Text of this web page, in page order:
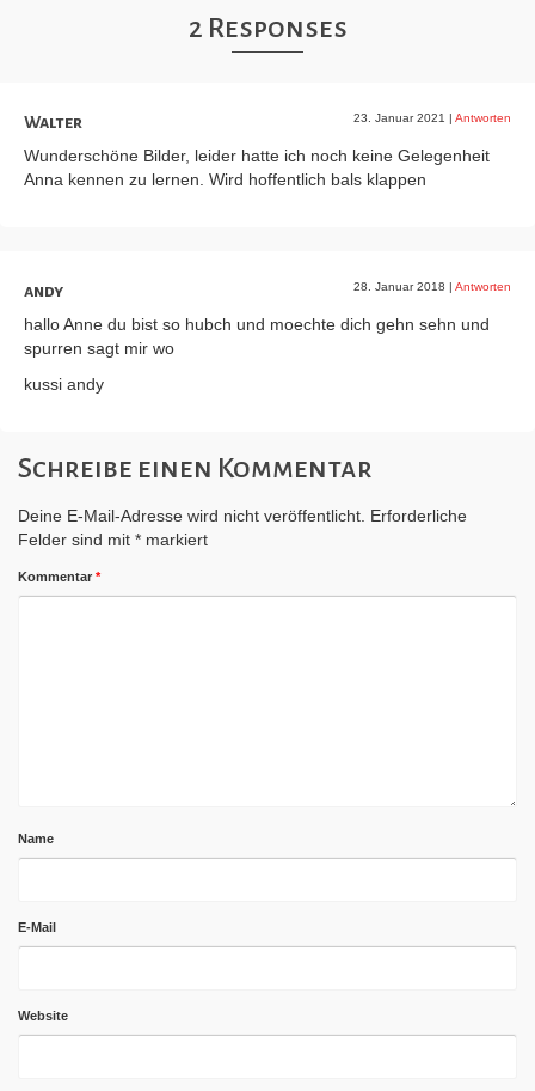
2 Responses
Walter 23. Januar 2021 Antworten
Wunderschöne Bilder, leider hatte ich noch keine Gelegenheit
Anna kennen zu lernen. Wird hoffentlich bals klappen
andy 28. Januar 2018 Antworten
hallo Anne du bist so hubch und moechte dich gehn sehn und
spurren sagt mir wo
kussi andy
Schreibe einen Kommentar
Deine E-Mail-Adresse wird nicht veröffentlicht. Erforderliche
Felder sind mit * markiert
Kommentar *
Name
E-Mail
Website